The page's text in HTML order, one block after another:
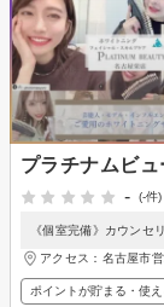
プラチナムビ
-
(-件)
《個室完備》カウンセ
アクセス：名古屋市
ポイントが貯まる・使え